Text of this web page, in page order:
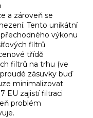
a zároveň se
Tento unikátní
výkonu
filtrů
třídě
filtrů na trhu (ve
zásuvky buď
minimalizovat
EU zajistí filtraci
problém